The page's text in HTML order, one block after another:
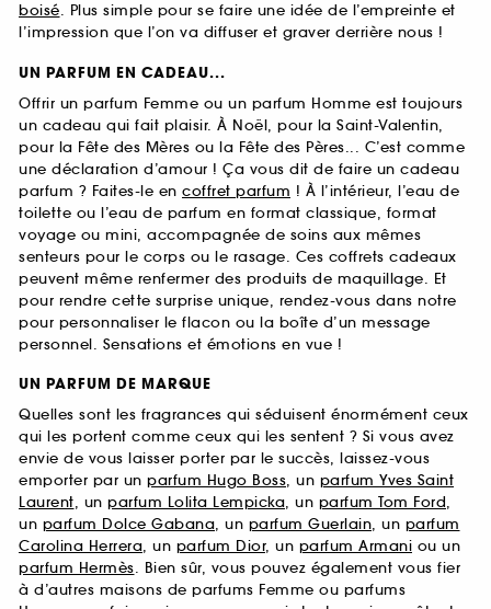
boisé. Plus simple pour se faire une idée de l’empreinte et
l’impression que l’on va diffuser et graver derrière nous !
UN PARFUM EN CADEAU...
Offrir un parfum Femme ou un parfum Homme est toujours
un cadeau qui fait plaisir. À Noël, pour la Saint-Valentin,
pour la Fête des Mères ou la Fête des Pères... C’est comme
une déclaration d’amour ! Ça vous dit de faire un cadeau
parfum ? Faites-le en coffret parfum ! À l’intérieur, l’eau de
toilette ou l’eau de parfum en format classique, format
voyage ou mini, accompagnée de soins aux mêmes
senteurs pour le corps ou le rasage. Ces coffrets cadeaux
peuvent même renfermer des produits de maquillage. Et
pour rendre cette surprise unique, rendez-vous dans notre
pour personnaliser le flacon ou la boîte d’un message
personnel. Sensations et émotions en vue !
UN PARFUM DE MARQUE
Quelles sont les fragrances qui séduisent énormément ceux
qui les portent comme ceux qui les sentent ? Si vous avez
envie de vous laisser porter par le succès, laissez-vous
emporter par un parfum Hugo Boss, un parfum Yves Saint
Laurent, un parfum Lolita Lempicka, un parfum Tom Ford,
un parfum Dolce Gabana, un parfum Guerlain, un parfum
Carolina Herrera, un parfum Dior, un parfum Armani ou un
parfum Hermès. Bien sûr, vous pouvez également vous fier
à d’autres maisons de parfums Femme ou parfums